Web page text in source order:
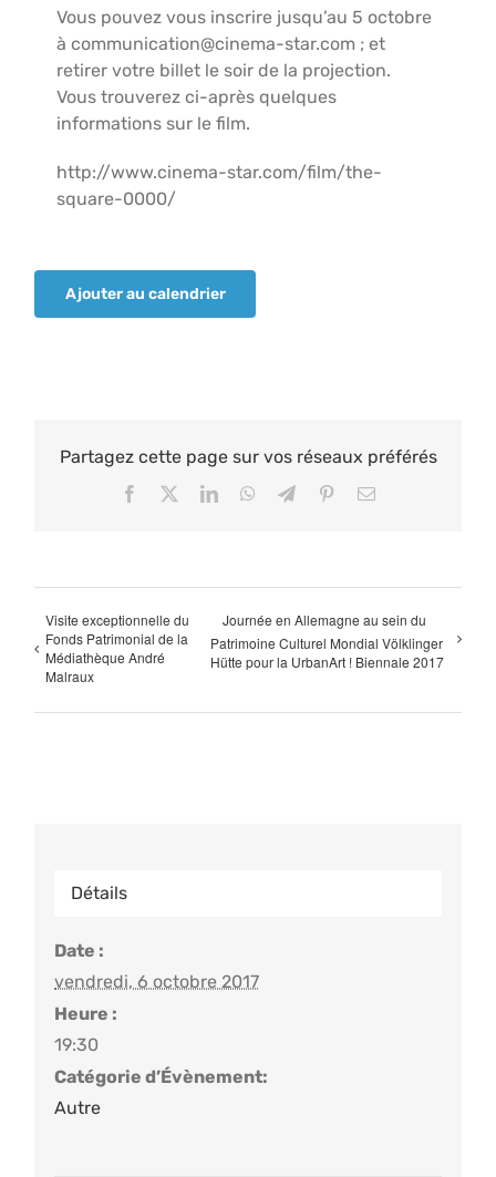
Vous pouvez vous inscrire jusqu’au 5 octobre
à communication@cinema-star.com ; et
retirer votre billet le soir de la projection.
Vous trouverez ci-après quelques
informations sur le film.
http://www.cinema-star.com/film/the-
square-0000/
Ajouter au calendrier
Partagez cette page sur vos réseaux préférés
Facebook LinkedInWhatsApp
TelegramPinterestEmail
Visite exceptionnelle du
Fonds Patrimonial de la
Médiathèque André
Malraux
Journée en Allemagne au sein du
Patrimoine Culturel Mondial Völklinger
Hütte pour la UrbanArt ! Biennale 2017
Détails
Date :
vendredi, 6 octobre 2017
Heure :
19:30
Catégorie d’Évènement:
Autre